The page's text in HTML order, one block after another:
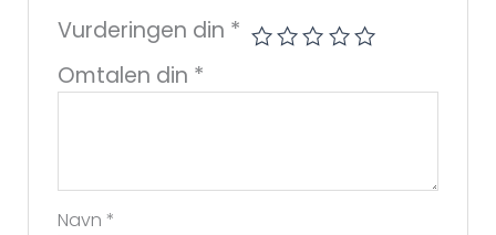
Vurderingen din *
Omtalen din *
Navn*